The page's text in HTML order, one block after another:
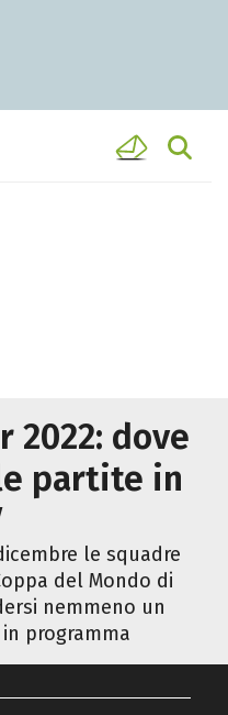
2022: dove
partite in
le squadre
del Mondo di
nemmeno un
programma